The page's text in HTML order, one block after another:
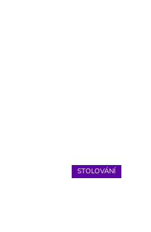
STOLOVÁNÍ